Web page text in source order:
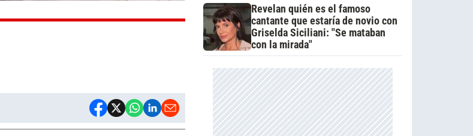
Revelan quién es el famoso
cantante que estaría de novio con
Griselda Siciliani: "Se mataban
con la mirada"